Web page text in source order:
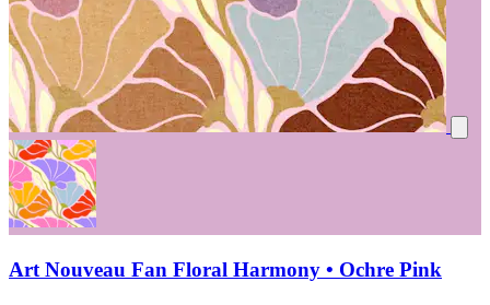
Art Nouveau Fan Floral Harmony • Ochre Pink